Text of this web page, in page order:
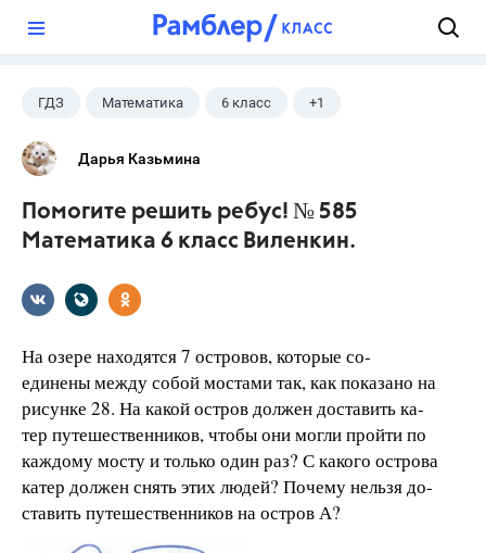
ГДЗ Математика 6 класс +1
Виленкин Н.Я.
Дарья Казьмина
Помогите решить ребус! № 585
Математика 6 класс Виленкин.
На озере находятся 7 островов, которые со-
единены между собой мостами так, как показано на
рисунке 28. На какой остров должен доставить ка-
тер путешественников, чтобы они могли пройти по
каждому мосту и только один раз? С какого острова
катер должен снять этих людей? Почему нельзя до-
ставить путешественников на остров А?